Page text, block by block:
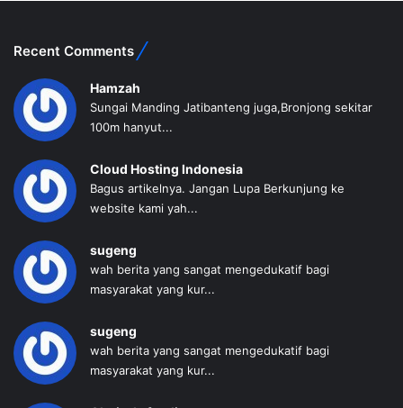
Recent Comments
Hamzah
Sungai Manding Jatibanteng juga,Bronjong sekitar
100m hanyut...
Cloud Hosting Indonesia
Bagus artikelnya. Jangan Lupa Berkunjung ke
website kami yah...
sugeng
wah berita yang sangat mengedukatif bagi
masyarakat yang kur...
sugeng
wah berita yang sangat mengedukatif bagi
masyarakat yang kur...